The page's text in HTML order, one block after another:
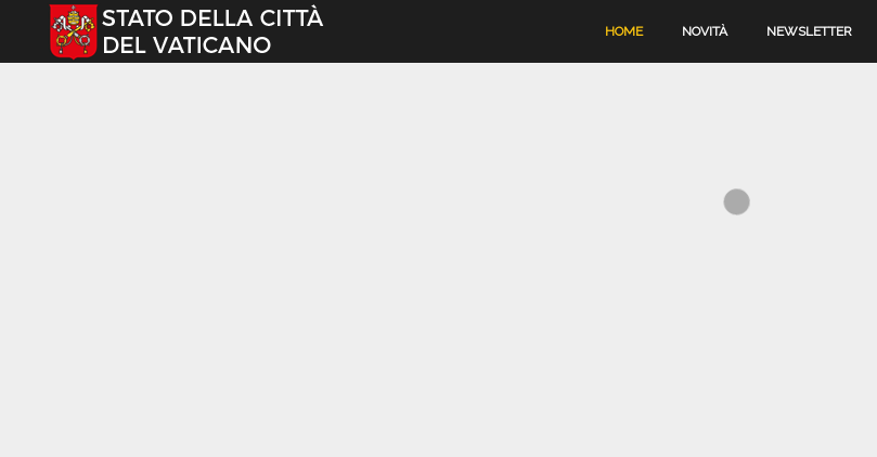
Seleziona la tua lingua HOME NOVITÀ NEWSLETTER